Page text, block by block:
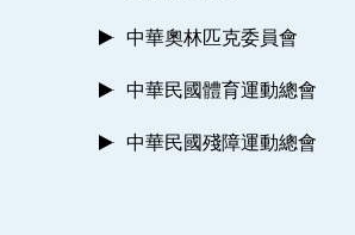
中華奧林匹克委員會
中華民國體育運動總會
中華民國殘障運動總會